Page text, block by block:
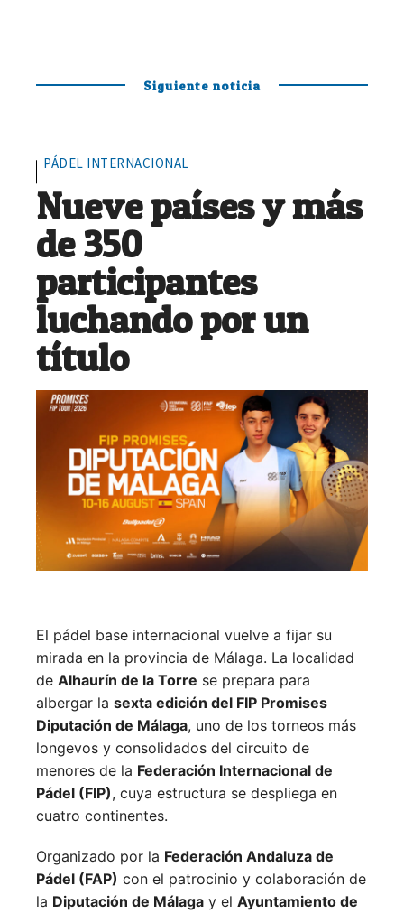
Siguiente noticia
PÁDEL INTERNACIONAL
Nueve países y más
de 350
participantes
luchando por un
título
El pádel base internacional vuelve a fijar su
mirada en la provincia de Málaga. La localidad
de Alhaurín de la Torre se prepara para
albergar la sexta edición del FIP Promises
Diputación de Málaga, uno de los torneos más
longevos y consolidados del circuito de
menores de la Federación Internacional de
Pádel (FIP), cuya estructura se despliega en
cuatro continentes.
Organizado por la Federación Andaluza de
Pádel (FAP) con el patrocinio y colaboración de
la Diputación de Málaga y el Ayuntamiento de